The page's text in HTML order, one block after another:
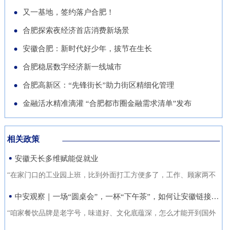
态。
徽正在全力发展的重点产业，努
力推动展商变投资商。科技与开
最快汽车仰望U9、在2025机器
人足球世界杯上夺冠的人形机器
人、可
的“助推器”、绿色经济的“新引
擎”。 扩绿兴绿护绿 筑牢美丽安
徽生态屏障清晨五点，潜山市驼
岭国有林场东风管护点，今年57
1988年参加工作起，这条巡山路
队“基于无人机空天信息的高速
路施工全过程的可视化、智能化
监管需求，通过无人机与 AI 算
法结合，实现高速公路施工安全
隐患实时识别与动态预警，构建
交通领航人才实训基地建设，将
又一基地，签约落户合肥！
合肥探索夜经济首店消费新场景
安徽合肥：新时代好少年，拔节在生长
合肥稳居数字经济新一线城市
合肥高新区：“先锋街长”助力街区精细化管理
金融活水精准滴灌 “合肥都市圈金融需求清单”发布
相关政策
安徽天长多维赋能促就业
“在家门口的工业园上班，比到外面打工方便多了，工作、顾家两不
中安观察｜一场“圆桌会”，一杯“下午茶”，如何让安徽链接世界？
“咱家餐饮品牌是老字号，味道好、文化底蕴深，怎么才能开到国外